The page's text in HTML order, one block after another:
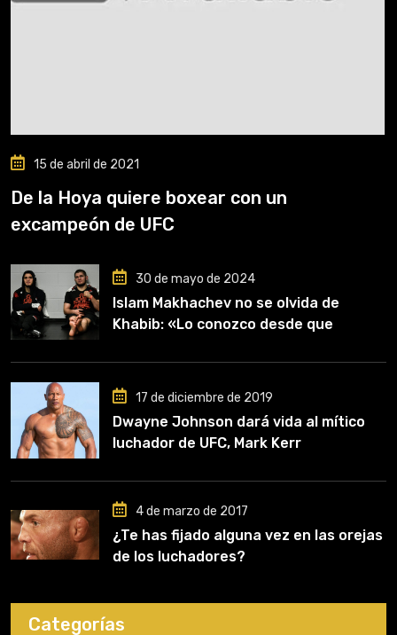
15 de abril de 2021
De la Hoya quiere boxear con un
excampeón de UFC
30 de mayo de 2024
Islam Makhachev no se olvida de
Khabib: «Lo conozco desde que
clave en mi carrera»
17 de diciembre de 2019
Dwayne Johnson dará vida al mítico
luchador de UFC, Mark Kerr
4 de marzo de 2017
¿Te has fijado alguna vez en las orejas
de los luchadores?
Categorías